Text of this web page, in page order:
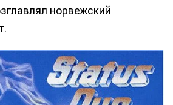
норвежский